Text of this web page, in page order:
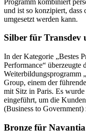
und ist so konzipiert, dass
umgesetzt werden kann.
Silber für Transdev
In der Kategorie „Bestes
Performance“ überzeugte
Weiterbildungsprogramm
Group, einem der
mit Sitz in Paris. Es
eingeführt, um die
(Business to Government)
Bronze für